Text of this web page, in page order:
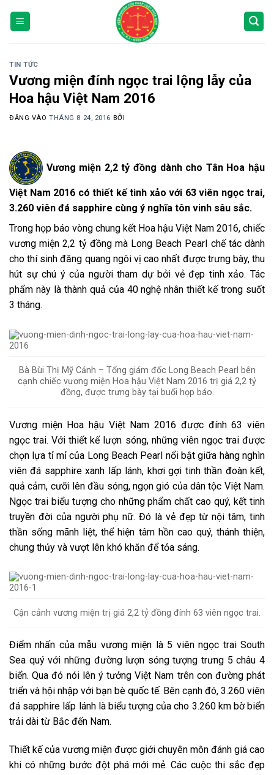
TIN TỨC
Vương miện đính ngọc trai lộng lẫy của
Hoa hậu Việt Nam 2016
ĐĂNG VÀOTHÁNG 8 24, 2016 BỞI
Vương miện 2,2 tỷ đồng dành cho Tân Hoa hậu
Việt Nam 2016 có thiết kế tinh xảo với 63 viên ngọc trai,
3.260 viên đá sapphire cùng ý nghĩa tôn vinh sâu sắc.
Trong họp báo vòng chung kết Hoa hậu Việt Nam 2016, chiếc
vương miện 2,2 tỷ đồng mà Long Beach Pearl chế tác dành
cho thí sinh đăng quang ngôi vị cao nhất được trưng bày, thu
hút sự chú ý của người tham dự bởi vẻ đẹp tinh xảo. Tác
phẩm này là thành quả của 40 nghệ nhân thiết kế trong suốt
3 tháng.
Bà Bùi Thị Mỹ Cảnh – Tổng giám đốc Long Beach Pearl bên
cạnh chiếc vương miện Hoa hậu Việt Nam 2016 trị giá 2,2 tỷ
đồng, được trưng bày tại buổi họp báo.
Vương miện Hoa hậu Việt Nam 2016 được đính 63 viên
ngọc trai. Với thiết kế lượn sóng, những viên ngọc trai được
chọn lựa tỉ mỉ của Long Beach Pearl nổi bật giữa hàng nghìn
viên đá sapphire xanh lấp lánh, khơi gợi tinh thần đoàn kết,
quả cảm, cưỡi lên đầu sóng, ngọn gió của dân tộc Việt Nam.
Ngọc trai biểu tượng cho những phẩm chất cao quý, kết tinh
truyền đời của người phụ nữ. Đó là vẻ đẹp từ nội tâm, tinh
thần sống mãnh liệt, thể hiện tâm hồn cao quý, thánh thiện,
chung thủy và vượt lên khó khăn để tỏa sáng.
Cận cảnh vương miện trị giá 2,2 tỷ đồng đính 63 viên ngọc trai.
Điểm nhấn của mẫu vương miện là 5 viên ngọc trai South
Sea quý với những đường lượn sóng tượng trưng 5 châu 4
biển. Qua đó nói lên ý tưởng Việt Nam trên con đường phát
triển và hội nhập với bạn bè quốc tế. Bên cạnh đó, 3.260 viên
đá sapphire lấp lánh là biểu tượng của cho 3.260 km bờ biển
trải dài từ Bắc đến Nam.
Thiết kế của vương miện được giới chuyên môn đánh giá cao
khi có những bước đột phá mới mẻ. Các cuộc thi sắc đẹp